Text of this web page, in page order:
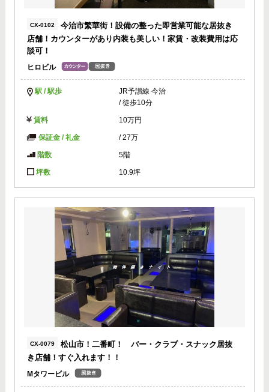
CX-0102
今治市繁華街！設備の整った即営業可能な居抜き
店舗！カウンターがあり内装も美しい！家賃・改装費用は応
談可！
ヒロビル
駅 / 駅歩
JR予讃線 今治
/ 徒歩10分
賃料 10万円
保証金 / 礼金 /27万
階数 5階
坪数 10.9坪
CX-0079
松山市！二番町！ バー・クラブ・スナック居抜
き店舗！すぐ入れます！！
Mタワービル